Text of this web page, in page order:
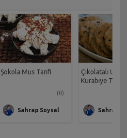
Şokola Mus Tarifi
(0)
Sahrap Soysal
Çikolatalı
Kurabiye Tarifi
Sahrap